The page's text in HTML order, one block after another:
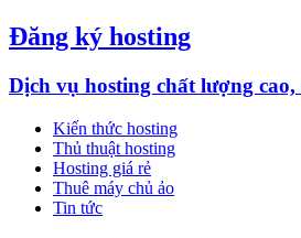
Đăng ký hosting
Dịch vụ hosting chất lượng
Kiến thức hosting
Thủ thuật hosting
Hosting giá rẻ
Thuê máy chủ ảo
Tin tức